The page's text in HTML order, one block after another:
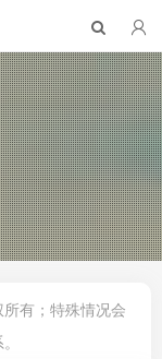
有；特殊情况会